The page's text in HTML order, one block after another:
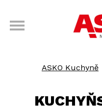
ASKO Kuchyně